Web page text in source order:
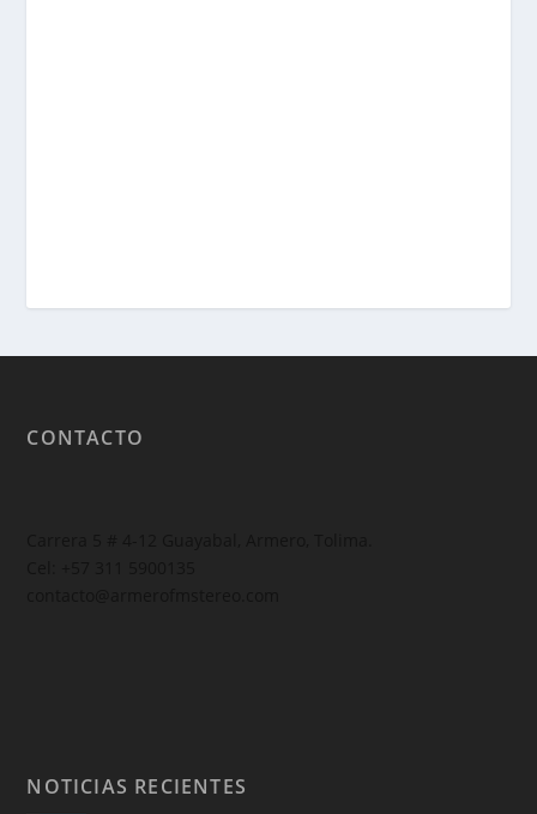
CONTACTO
NOTICIAS RECIENTES